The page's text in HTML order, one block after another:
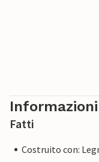
Fatti
Costruito con: